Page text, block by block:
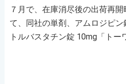
７月で、在庫消尽後の出荷再
て、同社の単剤、アムロジピ
トルバスタチン錠 10mg「トー